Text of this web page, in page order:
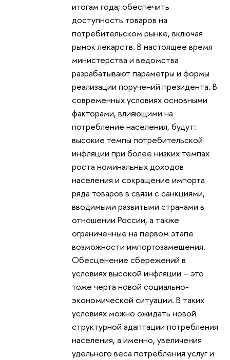
итогам года; обеспечить
доступность товаров на
потребительском рынке, включая
рынок лекарств. В настоящее время
министерства и ведомства
разрабатывают параметры и формы
реализации поручений президента. В
современных условиях основными
факторами, влияющими на
потребление населения, будут:
высокие темпы потребительской
инфляции при более низких темпах
роста номинальных доходов
населения и сокращение импорта
ряда товаров в связи с санкциями,
вводимыми развитыми странами в
отношении России, а также
ограниченные на первом этапе
возможности импортозамещения.
Обесценение сбережений в
условиях высокой инфляции – это
тоже черта новой социально-
экономической ситуации. В таких
условиях можно ожидать новой
структурной адаптации потребления
населения, а именно, увеличения
удельного веса потребления услуг и